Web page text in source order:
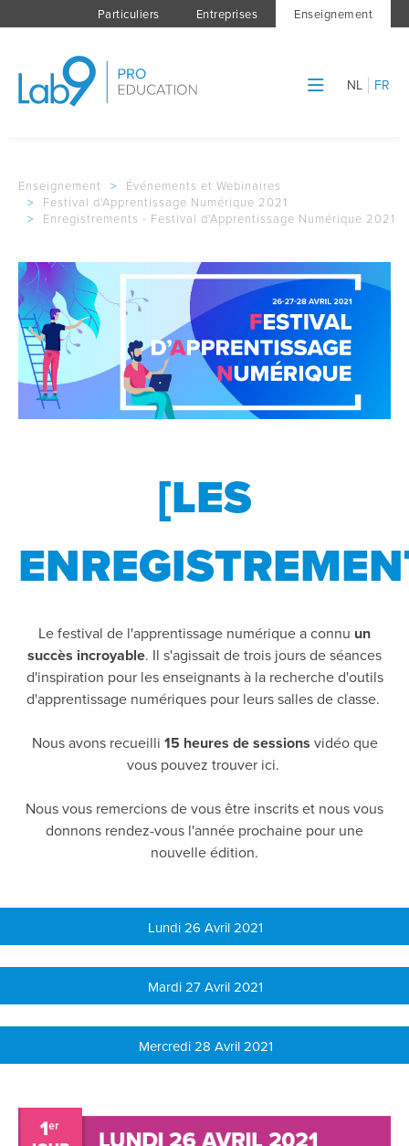
Particuliers Entreprises Enseignement
NL FR
Enseignement >
Événements et Webinaires
>
Festival d'Apprentissage Numérique 2021
>
Enregistrements - Festival d'Apprentissage Numérique 2021
[LES
Le festival de l'apprentissage numérique a connu un
succès incroyable. Il s'agissait de trois jours de séances
d'inspiration pour les enseignants à la recherche d'outils
d'apprentissage numériques pour leurs salles de classe.
Nous avons recueilli 15 heures de sessions vidéo que
vous pouvez trouver ici.
Nous vous remercions de vous être inscrits et nous vous
donnons rendez-vous l'année prochaine pour une
nouvelle édition.
Lundi 26 Avril 2021
Mardi 27 Avril 2021
Mercredi 28 Avril 2021